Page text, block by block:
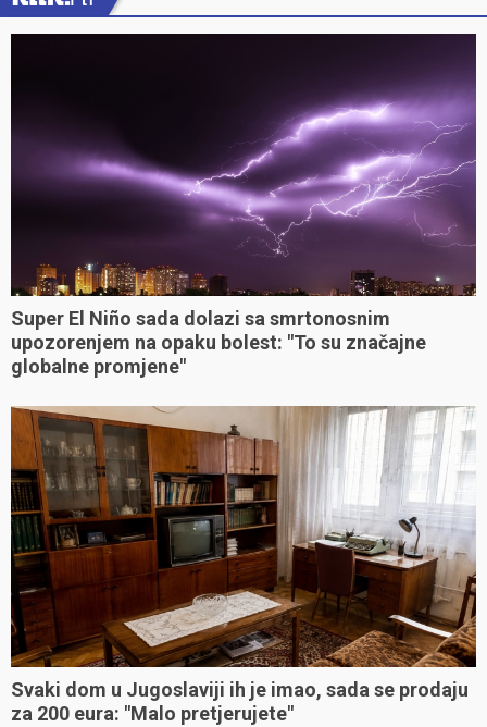
Super El Niño sada dolazi sa smrtonosnim
upozorenjem na opaku bolest: "To su značajne
globalne promjene"
Svaki dom u Jugoslaviji ih je imao, sada se prodaju
za 200 eura: "Malo pretjerujete"